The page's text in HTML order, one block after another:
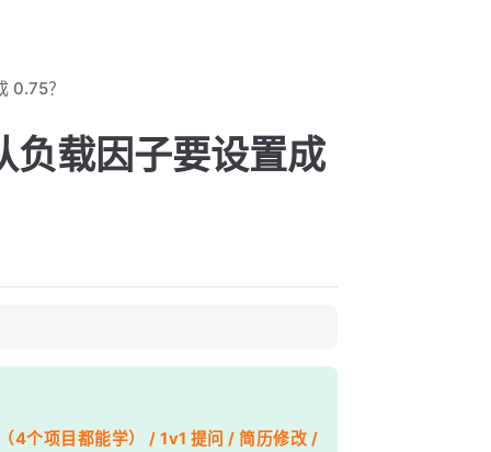
0.75？
载因子要设置成
4个项目都能学） / 1v1 提问 / 简历修改 /